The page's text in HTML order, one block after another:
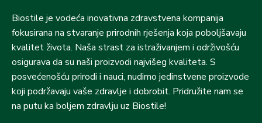
Biostile je vodeća inovativna zdravstvena kompanija
fokusirana na stvaranje prirodnih rješenja koja poboljšavaju
kvalitet života. Naša strast za istraživanjem i održivošću
osigurava da su naši proizvodi najvišeg kvaliteta. S
posvećenošću prirodi i nauci, nudimo jedinstvene proizvode
koji podržavaju vaše zdravlje i dobrobit. Pridružite nam se
na putu ka boljem zdravlju uz Biostile!